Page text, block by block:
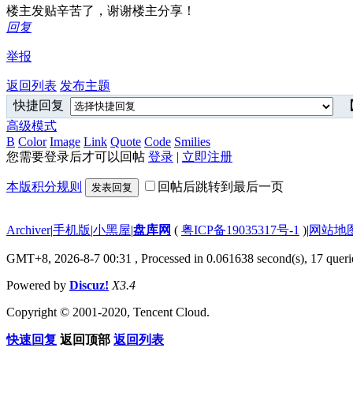
楼主发贴辛苦了，谢谢楼主分享！
回复
举报
返回列表 发布主题
快捷回复
高级模式
B Color Image Link Quote Code Smilies
您需要登录后才可以回帖 登录 | 立即注册
本版积分规则 发表回复 回帖后跳转到最后一页
Archiver|手机版|小黑屋|盘库网 ( 粤ICP备19035317号-1 )|网站地
GMT+8, 2026-8-7 00:31 , Processed in 0.061638 second(s), 17
Powered by Discuz! X3.4
Copyright © 2001-2020, Tencent Cloud.
快速回复 返回顶部 返回列表